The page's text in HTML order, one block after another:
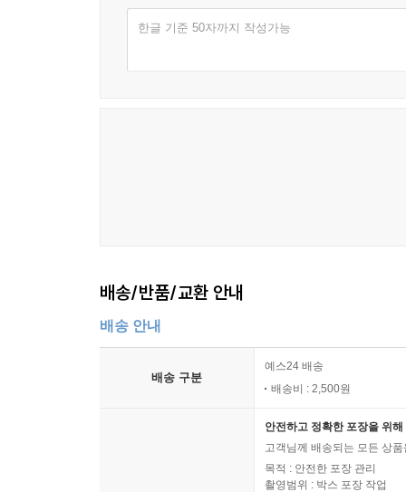
pattern 87 | How / was / your / 명사 / 확장어구
pattern 89 | How / do you / 동사 / 확장어구
pattern 98 | Let’s / 동사 / 확장어구
pattern 100 | Don’t / 동사 / 확장어구
한글 기준 50자까지 작성가능
배송/반품/교환 안내
배송 안내
배송 구분
예스24 배송
배송비 : 2,500원
안전하고 정확한 포장을 위
고객님께 배송되는 모든 상
목적 : 안전한 포장 관리
촬영범위 : 박스 포장 작업